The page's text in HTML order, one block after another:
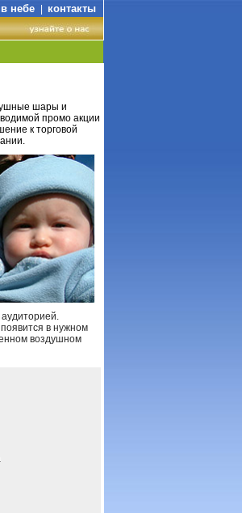
небе контакты
шары и
промо акции
к торговой
в нужном
воздушном